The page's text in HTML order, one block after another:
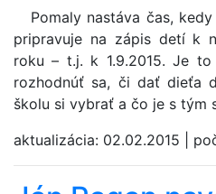
Pomaly nastáva čas,
pripravuje na zápis detí k
roku – t.j. k 1.9.2015. Je
rozhodnúť sa, či dať dieťa
školu si vybrať a čo je s tým
aktualizácia: 02.02.2015